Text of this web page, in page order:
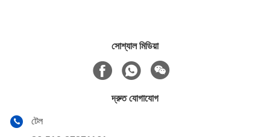
সোশ্যাল মিডিয়া
দ্রুত যোগাযোগ
টেল